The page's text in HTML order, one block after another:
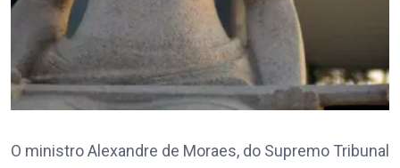
O ministro Alexandre de Moraes, do Supremo Tribunal